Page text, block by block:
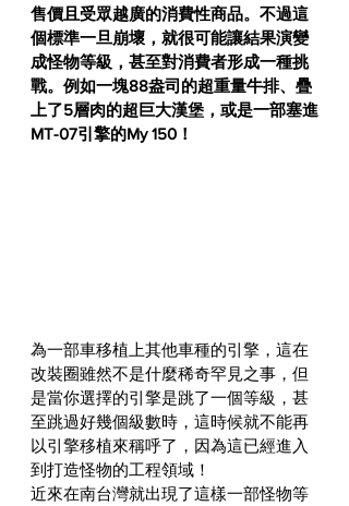
售價且受眾越廣的消費性商品。不過這
個標準一旦崩壞，就很可能讓結果演變
成怪物等級，甚至對消費者形成一種挑
戰。例如一塊88盎司的超重量牛排、疊
上了5層肉的超巨大漢堡，或是一部塞進
MT-07引擎的My 150！
為一部車移植上其他車種的引擎，這在
改裝圈雖然不是什麼稀奇罕見之事，但
是當你選擇的引擎是跳了一個等級，甚
至跳過好幾個級數時，這時候就不能再
以引擎移植來稱呼了，因為這已經進入
到打造怪物的工程領域！
近來在南台灣就出現了這樣一部怪物等